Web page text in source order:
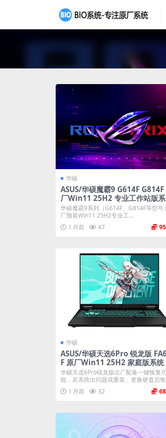
华硕
ASUS/华硕魔霸9 G614F G814F
厂Win11 25H2 专业工作站版系
工厂文件 带ASUS Recovery恢复
华硕魔霸9系列（G614F、G814F等型号
厂预装Win11 25H2专业工...
1 月前
47 95
华硕
ASUS/华硕天选6Pro 锐龙版
F 原厂Win11 25H2 家庭版系统
厂文件 带ASUS Recovery恢复
华硕天选6Pro锐龙版出厂配备一键恢复功
能，若系统出问题或重装、更换硬盘后
功...
1 月前 32 68